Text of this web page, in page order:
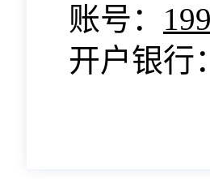
账号：
开户银行：